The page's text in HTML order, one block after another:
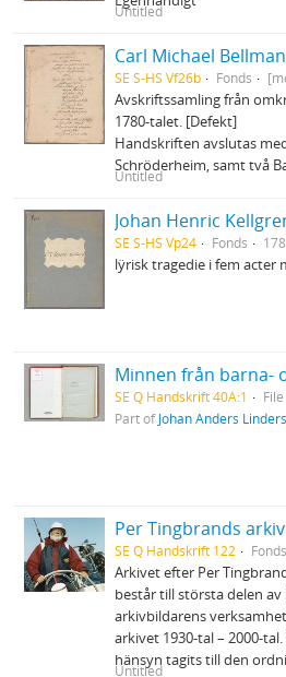
Untitled
SE S-HS Vf26b Fonds
Avskriftssamling från
1780-talet. [Defekt]
Handskriften avslutas
Schröderheim, samt två
Untitled
SE S-HS Vp24 Fonds
lÿrisk tragedie i fem acter
Minnen från barna-
SE Q Handskrift 40A:1 File
Part ofJohan Anders
Per Tingbrands arkiv
SE Q Handskrift 122 Fonds
Arkivet efter Per
består till största delen
arkivbildarens
arkivet 1930-tal – 2000-
hänsyn tagits till den
Untitled